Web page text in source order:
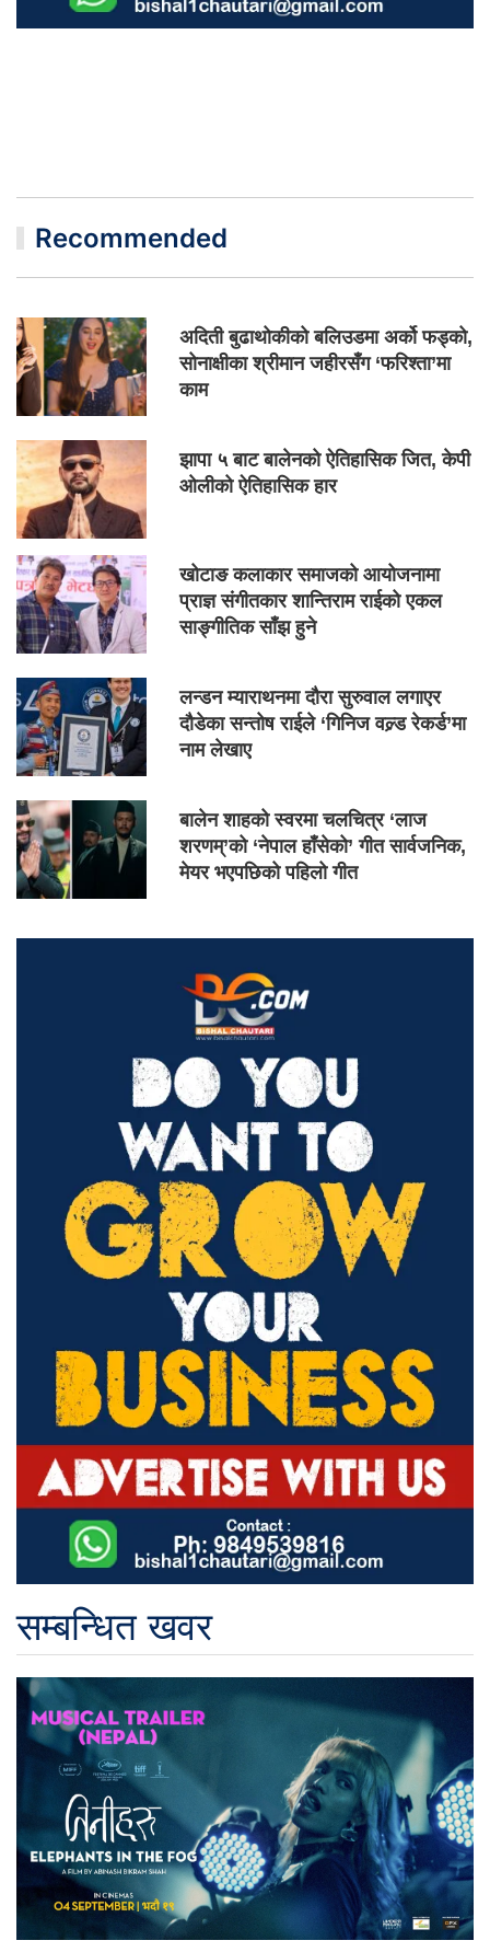
Recommended
अदिती बुढाथोकीको बलिउडमा अर्को फड्को,
सोनाक्षीका श्रीमान जहीरसँग ‘फरिश्ता’मा
काम
झापा ५ बाट बालेनको ऐतिहासिक जित, केपी
ओलीको ऐतिहासिक हार
खोटाङ कलाकार समाजको आयोजनामा
प्राज्ञ संगीतकार शान्तिराम राईको एकल
साङ्गीतिक साँझ हुने
लन्डन म्याराथनमा दौरा सुरुवाल लगाएर
दौडेका सन्तोष राईले ‘गिनिज वल्र्ड रेकर्ड’मा
नाम लेखाए
बालेन शाहको स्वरमा चलचित्र ‘लाज
शरणम्’को ‘नेपाल हाँसेको’ गीत सार्वजनिक,
मेयर भएपछिको पहिलो गीत
सम्बन्धित खवर